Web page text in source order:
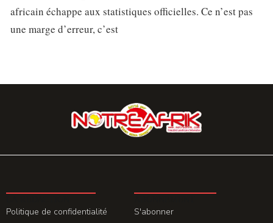
africain échappe aux statistiques officielles. Ce n’est pas
une marge d’erreur, c’est
Politique de confidentialité
S'abonner